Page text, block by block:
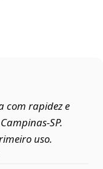
com rapidez e
uso.